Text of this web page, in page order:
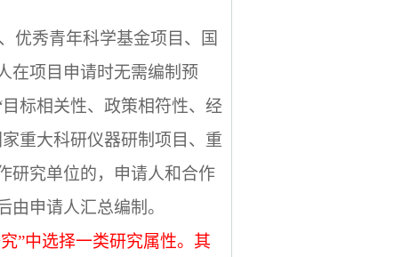
优秀青年科学基金项目、国
在项目申请时无需编制预
标相关性、政策相符性、经
重大科研仪器研制项目、重
研究单位的，申请人和合作
申请人汇总编制。
”中选择一类研究属性。其